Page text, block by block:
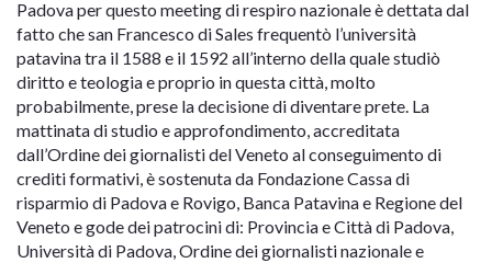
Padova per questo meeting di respiro nazionale è dettata dal
fatto che san Francesco di Sales frequentò l’università
patavina tra il 1588 e il 1592 all’interno della quale studiò
diritto e teologia e proprio in questa città, molto
probabilmente, prese la decisione di diventare prete. La
mattinata di studio e approfondimento, accreditata
dall’Ordine dei giornalisti del Veneto al conseguimento di
crediti formativi, è sostenuta da Fondazione Cassa di
risparmio di Padova e Rovigo, Banca Patavina e Regione del
Veneto e gode dei patrocini di: Provincia e Città di Padova,
Università di Padova, Ordine dei giornalisti nazionale e